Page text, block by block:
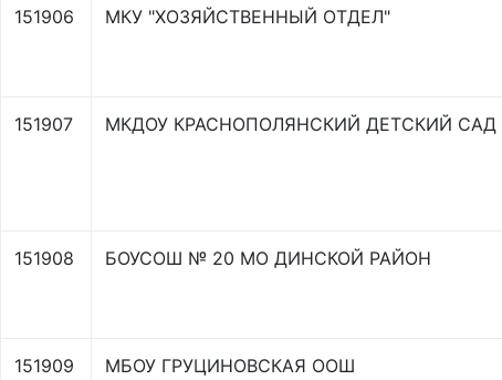
151906 МКУ "ХОЗЯЙСТВЕННЫЙ ОТДЕЛ"
151907 МКДОУ КРАСНОПОЛЯНСКИЙ ДЕТСКИЙ САД
151908 БОУСОШ № 20 МО ДИНСКОЙ РАЙОН
151909 МБОУ ГРУЦИНОВСКАЯ ООШ